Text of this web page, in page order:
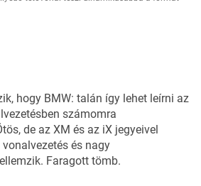
hogy BMW: talán így lehet leírni az
számomra
de az XM és az iX jegyeivel
és nagy
Faragott tömb.